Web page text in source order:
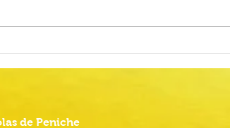
Provas Finais do Ensino Básico
de Peniche